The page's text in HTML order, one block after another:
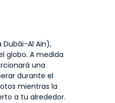
Al Ain),
globo. A medida
una
durante el
mientras la
a tu alrededor.